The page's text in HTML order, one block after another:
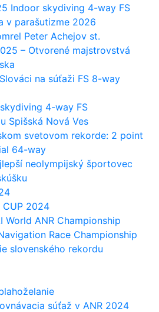
Indoor skydiving 4-way FS
v parašutizme 2026
Peter Achejov st.
– Otvorené majstrovstvá
na súťaži FS 8-way
4-way FS
Spišská Nová Ves
svetovom rekorde: 2 point
64-way
neolympijský športovec
CUP 2024
World ANR Championship
Race Championship
slovenského rekordu
súťaž v ANR 2024